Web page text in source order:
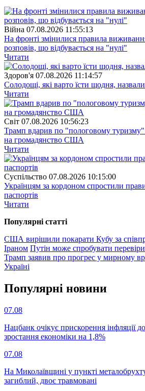
Війна 07.08.2026 11:55:13
На фронті змінилися правила
розповів, що відбувається на "нулі"
Читати
Здоров'я 07.08.2026 11:14:57
Солодощі, які варто їсти щодня,
Читати
Свiт 07.08.2026 10:56:23
Трамп вдарив по "пологовому
на громадянство США
Читати
Суспiльство 07.08.2026 10:15:00
Українцям за кордоном спростили
паспортів
Читати
Популярнi статтi
США вирішили покарати Кубу за
Іраном Путін може спробувати
Трамп заявив про прогрес у мирному
Україні
Популярнi новини
07.08
Нацбанк очікує прискорення інфляції
зростання економіки на 1,8%
07.08
На Миколаївщині у пункті
загиблий, двоє травмовані